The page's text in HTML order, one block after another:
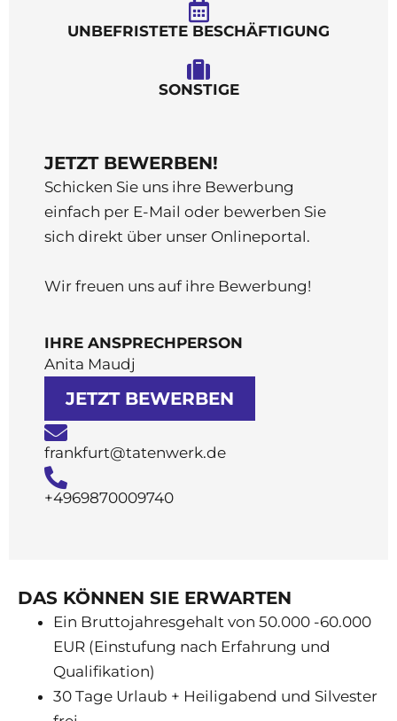
UNBEFRISTETE BESCHÄFTIGUNG
SONSTIGE
JETZT BEWERBEN!
Schicken Sie uns ihre Bewerbung
einfach per E-Mail oder bewerben Sie
sich direkt über unser Onlineportal.
Wir freuen uns auf ihre Bewerbung!
IHRE ANSPRECHPERSON
Anita Maudj
frankfurt@tatenwerk.de
JETZT BEWERBEN
+4969870009740
DAS KÖNNEN SIE ERWARTEN
Ein Bruttojahresgehalt von 50.000 -60.000
EUR (Einstufung nach Erfahrung und
Qualifikation)
30 Tage Urlaub + Heiligabend und Silvester